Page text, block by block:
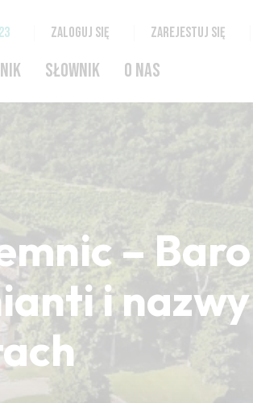
ZALOGUJ SIĘ ZAREJESTUJ SIĘ
SŁOWNIK O NAS
–
i nazwy